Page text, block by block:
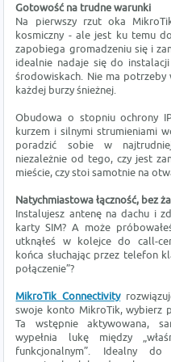
Gotowość na trudne warunki
Na pierwszy rzut oka
kosmiczny - ale jest ku temu
zapobiega gromadzeniu się i
idealnie nadaje się do
środowiskach. Nie ma potrzeby
każdej burzy śnieżnej.
Obudowa o stopniu ochrony
kurzem i silnymi strumieniami
poradzić sobie w
niezależnie od tego, czy jest
mieście, czy stoi samotnie na
Natychmiastowa łączność, bez
Instalujesz antenę na dachu i
karty SIM? A może
utknąłeś w kolejce do call-
końca słuchając przez telefon
połączenie”?
MikroTik Connectivity
swoje konto MikroTik, wybierz
Ta wstępnie aktywowana,
wypełnia lukę między
funkcjonalnym”. Idealny